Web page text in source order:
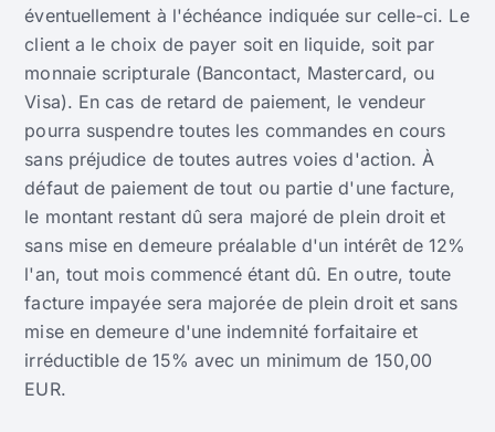
éventuellement à l'échéance indiquée sur celle-ci. Le
client a le choix de payer soit en liquide, soit par
monnaie scripturale (Bancontact, Mastercard, ou
Visa). En cas de retard de paiement, le vendeur
pourra suspendre toutes les commandes en cours
sans préjudice de toutes autres voies d'action. À
défaut de paiement de tout ou partie d'une facture,
le montant restant dû sera majoré de plein droit et
sans mise en demeure préalable d'un intérêt de 12%
l'an, tout mois commencé étant dû. En outre, toute
facture impayée sera majorée de plein droit et sans
mise en demeure d'une indemnité forfaitaire et
irréductible de 15% avec un minimum de 150,00
EUR.